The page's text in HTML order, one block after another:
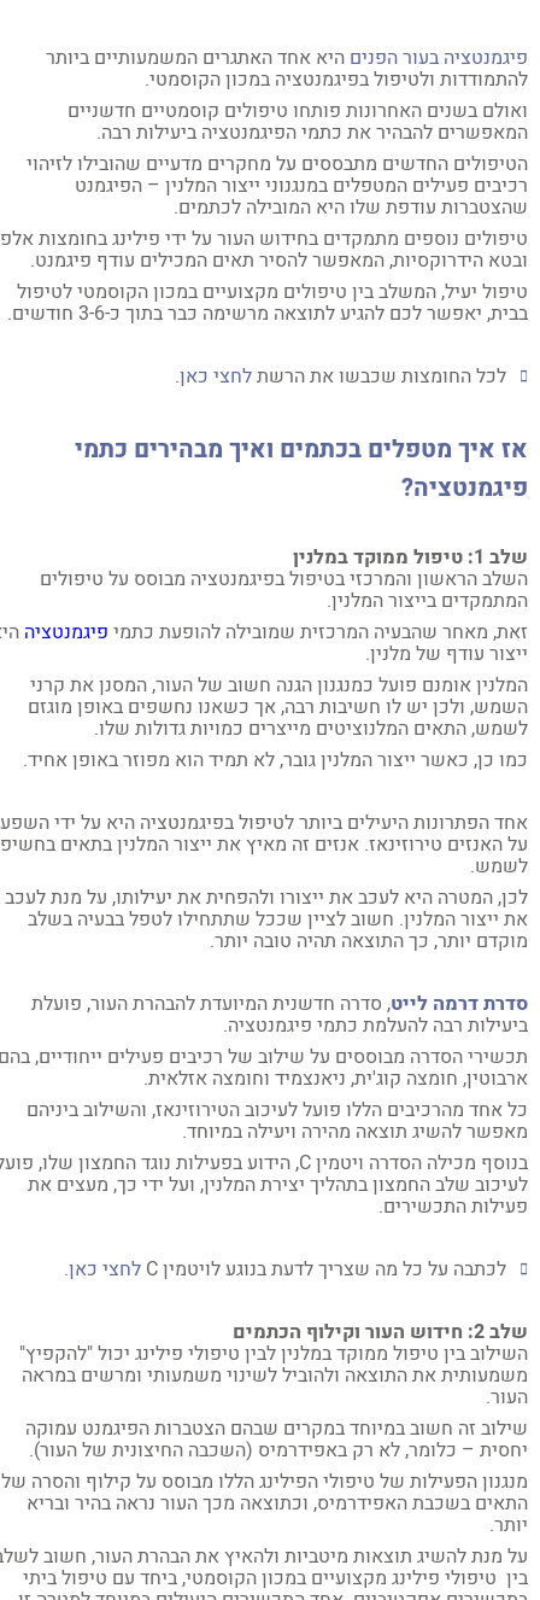
בעור הפניםהיא אחד האתגרים המשמעותיים ביותר
ולטיפול בפיגמנטציה במכון הקוסמטי.
בשנים האחרונות פותחו טיפולים קוסמטיים חדשניים
להבהיר את כתמי הפיגמנטציה ביעילות רבה.
החדשים מתבססים על מחקרים מדעיים שהובילו לזיהוי
פעילים המטפלים במנגנוני ייצור המלנין – הפיגמנט
עודפת שלו היא המובילה לכתמים.
נוספים מתמקדים בחידוש העור על ידי פילינג בחומצות אלפא
הידרוקסיות, המאפשר להסיר תאים המכילים עודף פיגמנט.
יעיל, המשלב בין טיפולים מקצועיים במכון הקוסמטי לטיפול
יאפשר לכם להגיע לתוצאה מרשימה כבר בתוך כ-3-6 חודשים.
לכל החומצות שכבשו את הרשתלחצי כאן.
איך מטפלים בכתמים ואיך מבהירים כתמי
ממוקד במלנין
הראשון והמרכזי בטיפול בפיגמנטציה מבוסס על טיפולים
בייצור המלנין.
מאחר שהבעיה המרכזית שמובילה להופעת כתמיפיגמנטציההיא
עודף של מלנין.
אומנם פועל כמנגנון הגנה חשוב של העור, המסנן את קרני
ולכן יש לו חשיבות רבה, אך כשאנו נחשפים באופן מוגזם
התאים המלנוציטים מייצרים כמויות גדולות שלו.
כן, כאשר ייצור המלנין גובר, לא תמיד הוא מפוזר באופן אחיד.
הפתרונות היעילים ביותר לטיפול בפיגמנטציה היא על ידי השפעה
האנזים טירוזינאז. אנזים זה מאיץ את ייצור המלנין בתאים בחשיפה
המטרה היא לעכב את ייצורו ולהפחית את יעילותו, על מנת לעכב
ייצור המלנין. חשוב לציין שככל שתתחילו לטפל בבעיה בשלב
יותר, כך התוצאה תהיה טובה יותר.
דרמה לייט, סדרה חדשנית המיועדת להבהרת העור, פועלת
רבה להעלמת כתמי פיגמנטציה.
הסדרה מבוססים על שילוב של רכיבים פעילים ייחודיים, בהם
חומצה קוג'ית, ניאנצמיד וחומצה אזלאית.
אחד מהרכיבים הללו פועל לעיכוב הטירוזינאז, והשילוב ביניהם
להשיג תוצאה מהירה ויעילה במיוחד.
בנוסף מכילה הסדרה ויטמין C, הידוע בפעילות נוגד החמצון שלו, פועל
שלב החמצון בתהליך יצירת המלנין, ועל ידי כך, מעצים את
התכשירים.
לכתבה על כל מה שצריך לדעת בנוגע לויטמין C לחצי כאן.
וקילוף הכתמים
בין טיפול ממוקד במלנין לבין טיפולי פילינג יכול "להקפיץ"
את התוצאה ולהוביל לשינוי משמעותי ומרשים במראה
זה חשוב במיוחד במקרים שבהם הצטברות הפיגמנט עמוקה
– כלומר, לא רק באפידרמיס (השכבה החיצונית של העור).
הפעילות של טיפולי הפילינג הללו מבוסס על קילוף והסרה של
בשכבת האפידרמיס, וכתוצאה מכך העור נראה בהיר ובריא
מנת להשיג תוצאות מיטביות ולהאיץ את הבהרת העור, חשוב לשלב
טיפולי פילינג מקצועיים במכון הקוסמטי, ביחד עם טיפול ביתי